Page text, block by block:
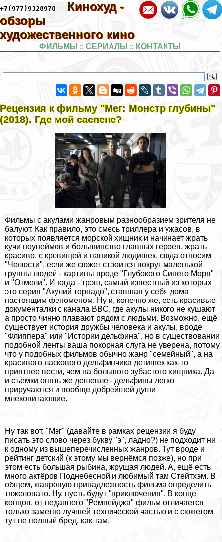
+7(977)9328978
Кинохуд -
обзоры
художественного кино
ФИЛЬМЫ :: СЕРИАЛЫ :: КОНТАКТЫ
Рецензия к фильму "Мег: Монстр глубины"
(2018). Где мой саспенс?
Фильмы с акулами жанровым разнообразием зрителя не
балуют. Как правило, это смесь триллера и ужасов, в
которых появляется морской хищник и начинает жрать
кучи ноунеймов и большинство главных героев, жрать
красиво, с кровищей и паникой людишек, сюда относим
"Челюсти", если же сюжет строится вокруг маленькой
группы людей - картины вроде "Глубокого Синего Моря"
и "Отмели". Иногда - трэш, самый известный из которых
это серия "Акулий торнадо", ставшая у себя дома
настоящим феноменом. Ну и, конечно же, есть красивые
документалки с канала BBC, где акулы никого не кушают
а просто чинно плавают рядом с людьми. Возможно, ещё
существует история дружбы человека и акулы, вроде
"Флиппера" или "Истории дельфина", но в существовании
подобной ленты ваша покорная слуга не уверена, потому
что у подобных фильмов обычно жанр "семейный", а на
красивого ласкового дельфинчика детишек как-то
приятнее вести, чем на большого зубастого хищника. Да
и съёмки опять же дешевле - дельфины легко
приручаются и вообще добрейшей души
млекопитающие.
Ну так вот, "Мэг" (давайте в рамках рецензии я буду
писать это слово через букву "э", ладно?) не подходит ни
к одному из вышеперечисленных жанров. Тут вроде и
рейтинг детский (к этому мы вернёмся позже), но при
этом есть большая рыбина, жрущая людей. А, ещё есть
много актёров Поднебесной и любимый там Стейтхэм. В
общем, жанровую принадлежность фильма определить
тяжеловато. Ну, пусть будут "приключения". В конце
концов, от недавнего "Ремпейджа" фильм отличается
только заметно лучшей технической частью и с сюжетом
тут не полный бред, как там.